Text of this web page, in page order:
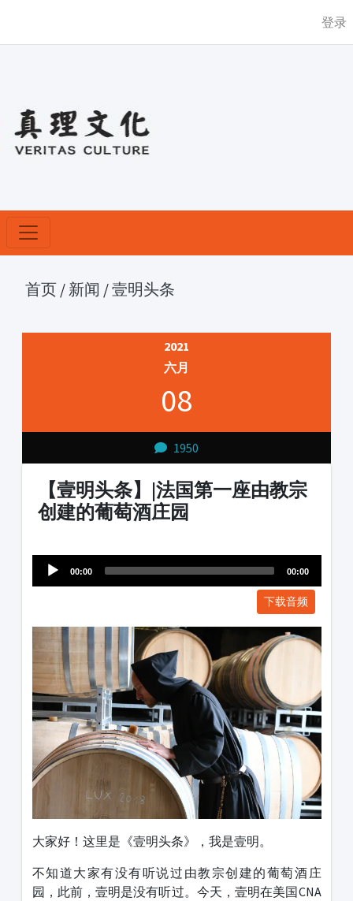
登录
首页 / 新闻 /壹明头条
2021
六月
08
1950
【壹明头条】|法国第一座由教宗
创建的葡萄酒庄园
Player
00:00 00:00
下载音频
大家好！这里是《壹明头条》，我是壹明。
不知道大家有没有听说过由教宗创建的葡萄酒庄
园，此前，壹明是没有听过。今天，壹明在美国CNA